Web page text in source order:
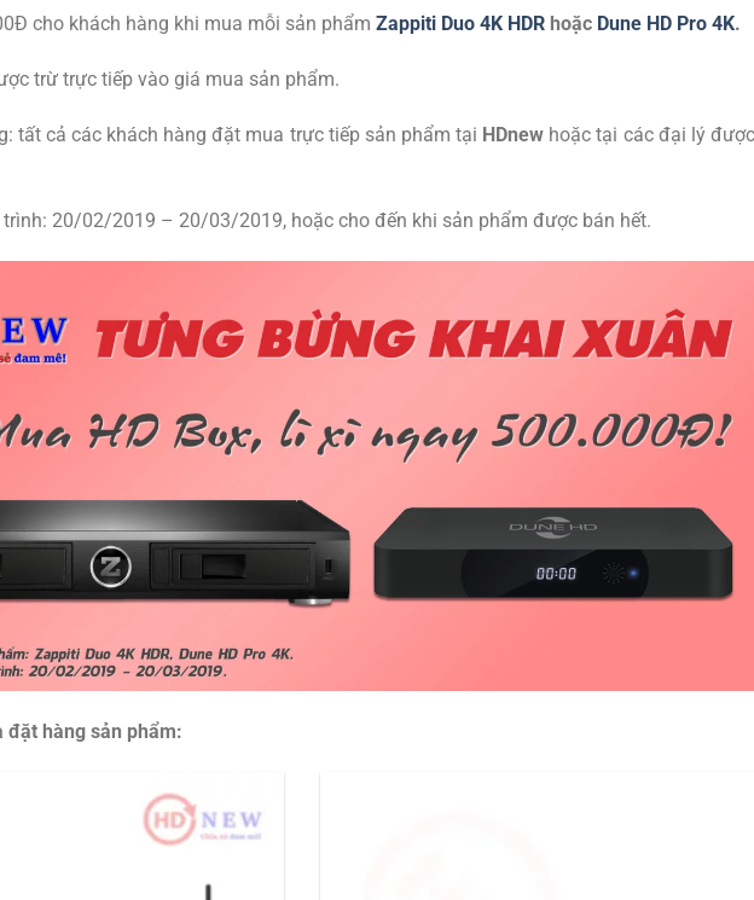
cho khách hàng khi mua mỗi sản phẩm Zappiti Duo 4K HDR hoặc Dune HD Pro 4K.
trừ trực tiếp vào giá mua sản phẩm.
tất cả các khách hàng đặt mua trực tiếp sản phẩm tại HDnew hoặc tại các đại lý
trình: 20/02/2019 – 20/03/2019, hoặc cho đến khi sản phẩm được bán hết.
đặt hàng sản phẩm: